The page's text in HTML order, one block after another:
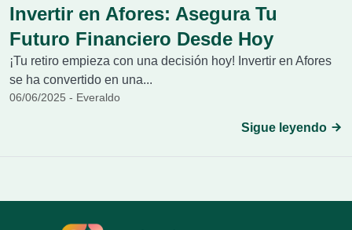
Invertir en Afores: Asegura Tu
Futuro Financiero Desde Hoy
¡Tu retiro empieza con una decisión hoy! Invertir en Afores
se ha convertido en una...
06/06/2025 - Everaldo
Sigue leyendo